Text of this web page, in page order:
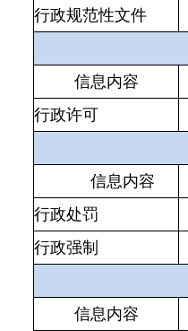
行政规范性文件
信息内容
行政许可
信息内容
行政处罚
行政强制
信息内容